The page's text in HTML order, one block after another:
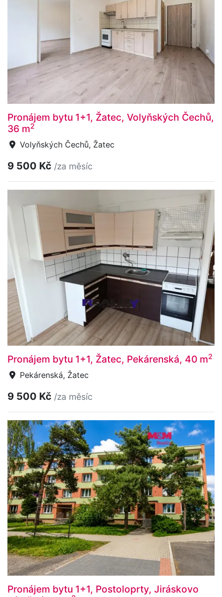
Pronájem bytu 1+1, Žatec, Volyňských Čechů,
36 m2
Volyňských Čechů, Žatec
9 500 Kč /za měsíc
Pronájem bytu 1+1, Žatec, Pekárenská, 40 m2
Pekárenská, Žatec
9 500 Kč /za měsíc
Pronájem bytu 1+1, Postoloprty, Jiráskovo